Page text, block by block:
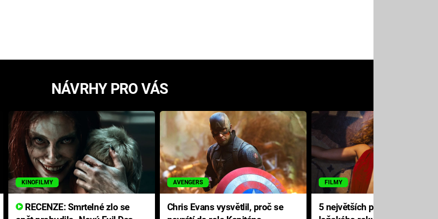
NÁVRHY PRO VÁS
KINOFILMY
RECENZE: Smrtelné zlo se
AVENGERS
Chris Evans vysvětlil, proč se
FILMY
5 největších propadáků